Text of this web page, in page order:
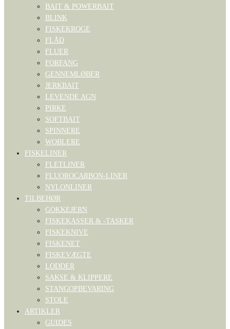
BAIT & POWERBAIT
BLINK
FISKEKROGE
FLÅD
FLUER
FORFANG
GENNEMLØBER
JERKBAIT
LEVENDE AGN
PIRKE
SOFTBAIT
SPINNERE
WOBLERE
FISKELINER
FLETLINER
FLUOROCARBON-LINER
NYLONLINER
TILBEHØR
GOKKEJERN
FISKEKASSER & -TASKER
FISKEKNIVE
FISKENET
FISKEVÆGTE
LODDER
SAKSE & KLIPPERE
STANGOPBEVARING
STOLE
ARTIKLER
GUIDES